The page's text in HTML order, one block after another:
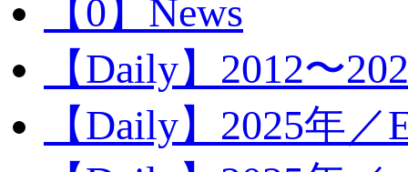
【0】News
【Daily】2012〜
【Daily】2025年／